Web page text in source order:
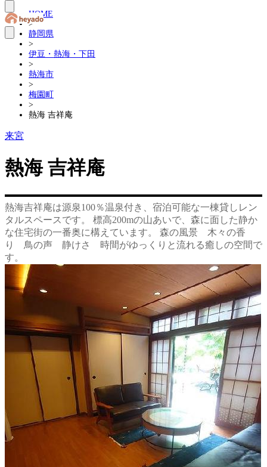
HOME
>
静岡県
>
伊豆・熱海・下田
>
熱海市
>
梅園町
>
熱海 吉祥庵
来宮
熱海 吉祥庵
熱海吉祥庵は源泉100％温泉付き、宿泊可能な一棟貸しレン
タルスペースです。 標高200mの山あいで、森に面した静か
な住宅街の一番奥に構えています。 森の風景 木々の香
り 鳥の声 静けさ 時間がゆっくりと流れる癒しの空間で
す。
出典：https://www.kisshoan.space/